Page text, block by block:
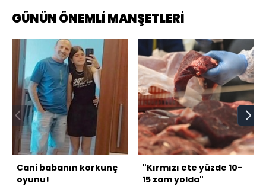
GÜNÜN ÖNEMLİ MANŞETLERİ
Cani babanın korkunç
oyunu!
"Kırmızı ete yüzde 10-
15 zam yolda"